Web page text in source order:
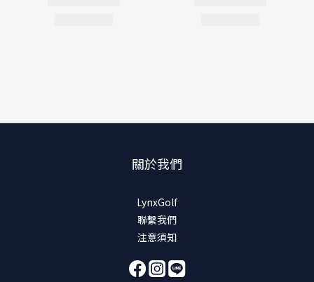
關於我們
LynxGolf
聯繫我們
注意須知